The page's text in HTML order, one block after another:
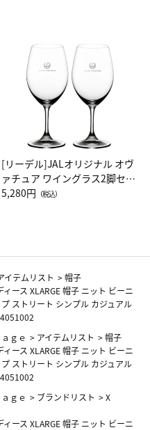
[リーデル]JALオリジナル オヴ
ァチュア ワイングラス2脚セッ
ト（レッドワイン）
5,280円 （税込）
イテムリスト >帽子
ース XLARGE 帽子 ニット ビーニ
ストリート シンプル カジュアル
ｇｅ > アイテムリスト >帽子
ース XLARGE 帽子 ニット ビーニ
ストリート シンプル カジュアル
ｇｅ > ブランドリスト >X
ース XLARGE 帽子 ニット ビーニ